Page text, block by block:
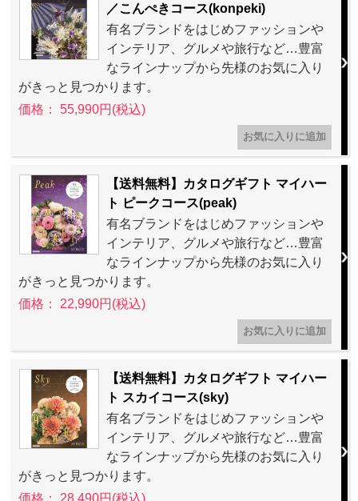
／こんぺきコース(konpeki)
有名ブランドをはじめファッションや
インテリア、グルメや旅行など…豊富
なラインナップから先様のお気に入り
がきっと見つかります。
価格： 55,990円(税込)
【送料無料】カタログギフト マイハー
ト ピークコース(peak)
有名ブランドをはじめファッションや
インテリア、グルメや旅行など…豊富
なラインナップから先様のお気に入り
がきっと見つかります。
価格： 22,990円(税込)
【送料無料】カタログギフト マイハー
ト スカイコース(sky)
有名ブランドをはじめファッションや
インテリア、グルメや旅行など…豊富
なラインナップから先様のお気に入り
がきっと見つかります。
価格： 28,490円(税込)